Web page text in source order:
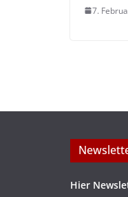
7.
Hier